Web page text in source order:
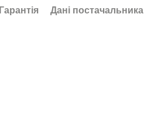
Гарантія Дані постачальника